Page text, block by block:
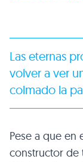
Las eternas
volver a ver
colmado la
Pese a que en
constructor de